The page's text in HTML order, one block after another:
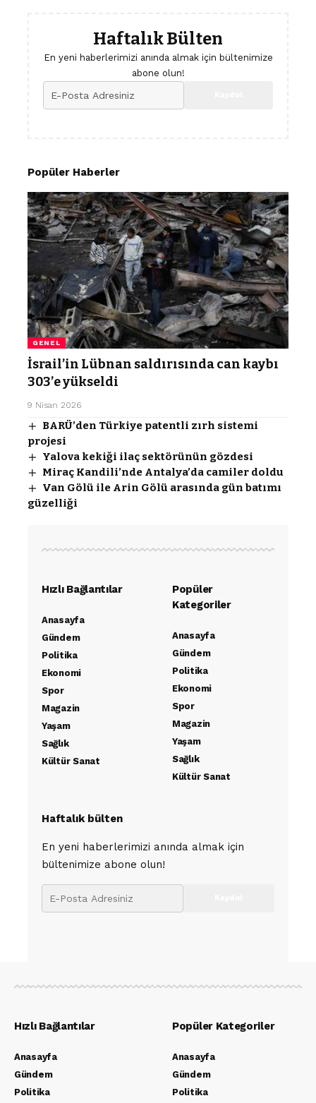
Haftalık Bülten
En yeni haberlerimizi anında almak için bültenimize
abone olun!
Popüler Haberler
GENEL
İsrail’in Lübnan saldırısında can kaybı
303’e yükseldi
9 Nisan 2026
BARÜ’den Türkiye patentli zırh sistemi
projesi
Yalova kekiği ilaç sektörünün gözdesi
Miraç Kandili’nde Antalya’da camiler doldu
Van Gölü ile Arin Gölü arasında gün batımı
güzelliği
Hızlı Bağlantılar
Anasayfa
Gündem
Politika
Ekonomi
Spor
Magazin
Yaşam
Sağlık
Kültür Sanat
Popüler
Kategoriler
Anasayfa
Gündem
Politika
Ekonomi
Spor
Magazin
Yaşam
Sağlık
Kültür Sanat
Haftalık bülten
En yeni haberlerimizi anında almak için
bültenimize abone olun!
Hızlı Bağlantılar
Anasayfa
Gündem
Politika
Popüler Kategoriler
Anasayfa
Gündem
Politika